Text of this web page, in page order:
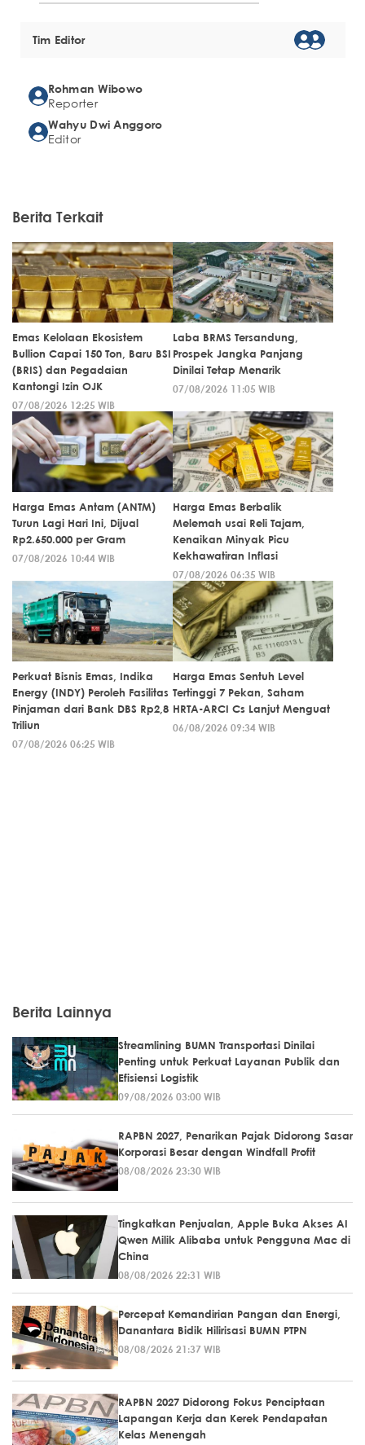
Tim Editor
Rohman Wibowo
Reporter
Wahyu Dwi Anggoro
Editor
Berita Terkait
Emas Kelolaan Ekosistem
Bullion Capai 150 Ton, Baru BSI
(BRIS) dan Pegadaian
Kantongi Izin OJK
07/08/2026 12:25 WIB
Laba BRMS Tersandung,
Prospek Jangka Panjang
Dinilai Tetap Menarik
07/08/2026 11:05 WIB
Harga Emas Antam (ANTM)
Turun Lagi Hari Ini, Dijual
Rp2.650.000 per Gram
07/08/2026 10:44 WIB
Harga Emas Berbalik
Melemah usai Reli Tajam,
Kenaikan Minyak Picu
Kekhawatiran Inflasi
07/08/2026 06:35 WIB
Perkuat Bisnis Emas, Indika
Energy (INDY) Peroleh Fasilitas
Pinjaman dari Bank DBS Rp2,8
Triliun
07/08/2026 06:25 WIB
Harga Emas Sentuh Level
Tertinggi 7 Pekan, Saham
HRTA-ARCI Cs Lanjut Menguat
06/08/2026 09:34 WIB
Berita Lainnya
Streamlining BUMN Transportasi Dinilai
Penting untuk Perkuat Layanan Publik dan
Efisiensi Logistik
09/08/2026 03:00 WIB
RAPBN 2027, Penarikan Pajak Didorong Sasar
Korporasi Besar dengan Windfall Profit
08/08/2026 23:30 WIB
Tingkatkan Penjualan, Apple Buka Akses AI
Qwen Milik Alibaba untuk Pengguna Mac di
China
08/08/2026 22:31 WIB
Percepat Kemandirian Pangan dan Energi,
Danantara Bidik Hilirisasi BUMN PTPN
08/08/2026 21:37 WIB
RAPBN 2027 Didorong Fokus Penciptaan
Lapangan Kerja dan Kerek Pendapatan
Kelas Menengah